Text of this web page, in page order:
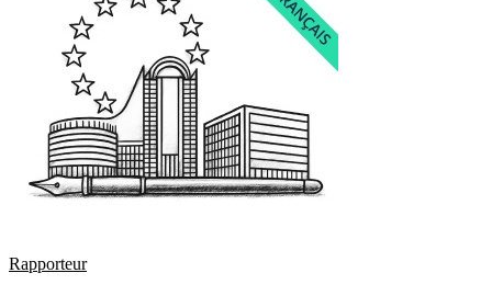
Rapporteur